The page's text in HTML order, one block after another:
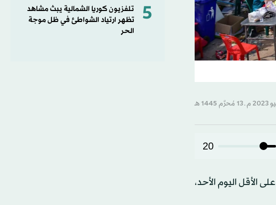
20
ارتفعت حصيلة القتلى في انفجار قوي دمّر مستودعاً للألعاب النارية غير مرخّص في جنوب تايلاند، إلى 10 على الأقل اليوم الأحد،
5
تلفزيون كوريا الشمالية يبث مشاهد
تظهر ارتياد الشواطئ في ظل موجة
الحر